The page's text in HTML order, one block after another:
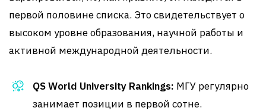
первой половине списка. Это свидетельствует о
высоком уровне образования, научной работы и
активной международной деятельности.
QS World University Rankings: МГУ регулярно
занимает позиции в первой сотне.